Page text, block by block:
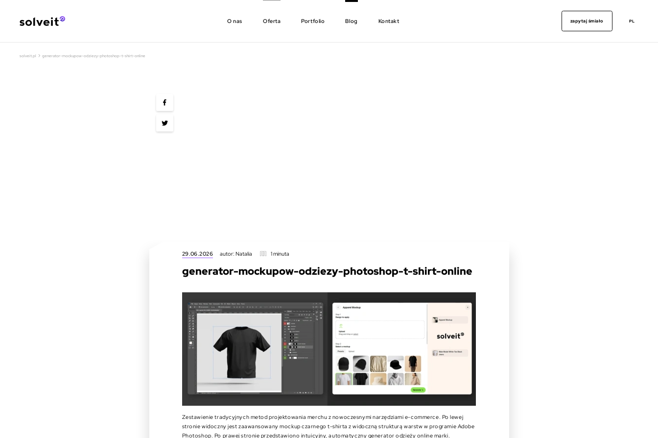
O nas Oferta Portfolio Blog Kontakt zapytaj śmiało PL
solveit.pl › generator-mockupow-odziezy-photoshop-t-shirt-online
29.06.2026 autor: Natalia 1 minuta
generator-mockupow-odziezy-photoshop-t-shirt-online
Zestawienie tradycyjnych metod projektowania merchu z nowoczesnymi narzędziami e-commerce. Po lewej
stronie widoczny jest zaawansowany mockup czarnego t-shirta z widoczną strukturą warstw w programie Adobe
Photoshop. Po prawej stronie przedstawiono intuicyjny, automatyczny generator odzieży online marki.